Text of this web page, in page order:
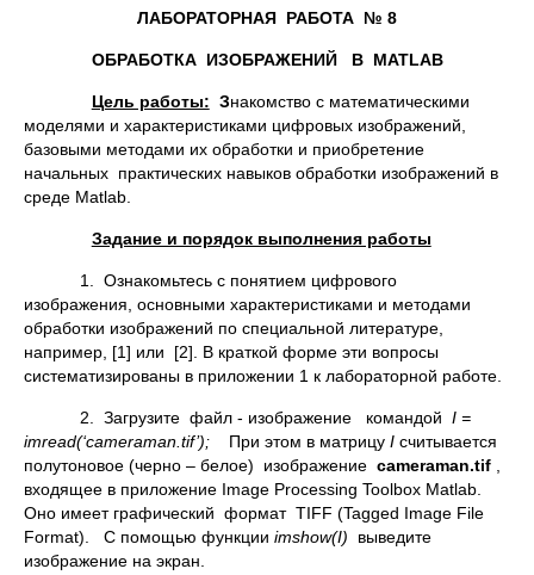
ЛАБОРАТОРНАЯ РАБОТА № 8
ОБРАБОТКА ИЗОБРАЖЕНИЙ В MATLAB
Цель работы: Знакомство с математическими
моделями и характеристиками цифровых изображений,
базовыми методами их обработки и приобретение
начальных практических навыков обработки изображений в
среде Matlab.
Задание и порядок выполнения работы
1. Ознакомьтесь с понятием цифрового
изображения, основными характеристиками и методами
обработки изображений по специальной литературе,
например, [1] или [2]. В краткой форме эти вопросы
систематизированы в приложении 1 к лабораторной работе.
2. Загрузите файл - изображение командойI =
imread(‘cameraman.tif’); При этом в матрицу I считывается
полутоновое (черно – белое) изображение cameraman.tif
входящее в приложение Image Processing Toolbox Matlab.
Оно имеет графический формат TIFF (Tagged Image File
Format). С помощью функции imshow(I)
выведите
изображение на экран.